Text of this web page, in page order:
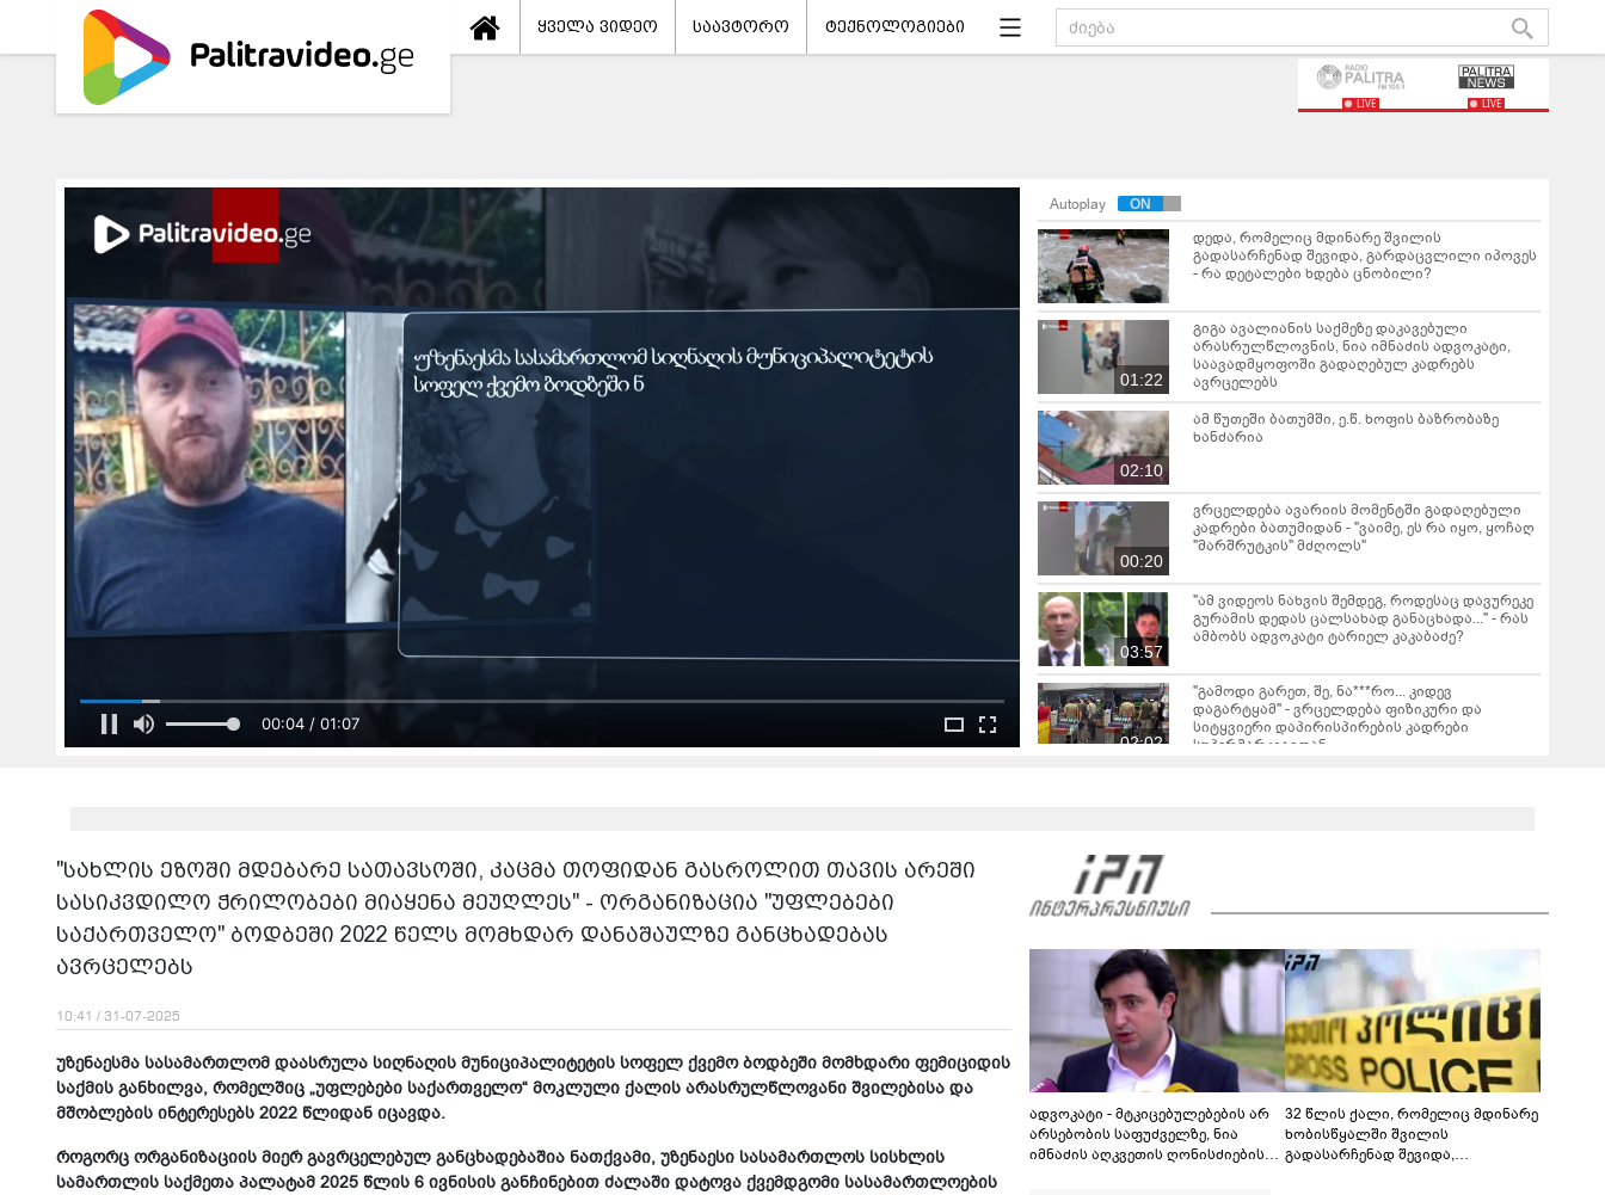
ყველა ვიდეო საავტორო ტექნოლოგიები
LIVE LIVE
00:04 / 01:07
Autoplay
დედა, რომელიც მდინარე შვილის
გადასარჩენად შევიდა, გარდაცვლილი იპოვეს
- რა დეტალები ხდება ცნობილი?
01:22
გიგა ავალიანის საქმეზე დაკავებული
არასრულწლოვნის, ნია იმნაძის ადვოკატი,
საავადმყოფოში გადაღებულ კადრებს
ავრცელებს
02:10
ამ წუთეში ბათუმში, ე.წ. ხოფის ბაზრობაზე
ხანძარია
00:20
ვრცელდება ავარიის მომენტში გადაღებული
კადრები ბათუმიდან - "ვაიმე, ეს რა იყო, ყოჩაღ
"მარშრუტკის" მძღოლს"
03:57
"ამ ვიდეოს ნახვის შემდეგ, როდესაც დავურეკე
გურამის დედას ცალსახად განაცხადა..." - რას
ამბობს ადვოკატი ტარიელ კაკაბაძე?
02:02
"გამოდი გარეთ, შე, ნა***რო... კიდევ
დაგარტყამ" - ვრცელდება ფიზიკური და
სიტყვიერი დაპირისპირების კადრები
სუპერმარკეტიდან
ვისკისა და სხვა ალკოჰოლურ სასმელებს - რა
00:45
2008 წლის რუსეთ-საქართველოს ომიდან 18
წელი გავიდა
01:01
"რატომ იყრება პირად მესენჯერში რაღაც
გაუგებარი ფოტოები, როგორ დავაღწიო
თავი?" - შესაძლებელია თუ არა ამ ფუნქციის
წაშლა?
"სახლის ეზოში მდებარე სათავსოში, კაცმა თოფიდან გასროლით თავის არეში
სასიკვდილო ჭრილობები მიაყენა მეუღლეს" - ორგანიზაცია "უფლებები
საქართველო" ბოდბეში 2022 წელს მომხდარ დანაშაულზე განცხადებას
ავრცელებს
10:41 / 31-07-2025
უზენაესმა სასამართლომ დაასრულა სიღნაღის მუნიციპალიტეტის სოფელ ქვემო ბოდბეში მომხდარი ფემიციდის
საქმის განხილვა, რომელშიც „უფლებები საქართველო“ მოკლული ქალის არასრულწლოვანი შვილებისა და
მშობლების ინტერესებს 2022 წლიდან იცავდა.
როგორც ორგანიზაციის მიერ გავრცელებულ განცხადებაშია ნათქვამი, უზენაესი სასამართლოს სისხლის
სამართლის საქმეთა პალატამ 2025 წლის 6 ივნისის განჩინებით ძალაში დატოვა ქვემდგომი სასამართლოების
ადვოკატი - მტკიცებულებების არ
არსებობის საფუძველზე, ნია
იმნაძის აღკვეთის ღონისძიების
32 წლის ქალი, რომელიც მდინარე
ხობისწყალში შვილის
გადასარჩენად შევიდა,